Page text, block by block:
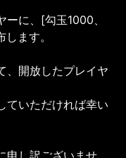
ーに、[勾玉1000、
ます。
、開放したプレイヤ
ていただければ幸い
申し訳ございませ